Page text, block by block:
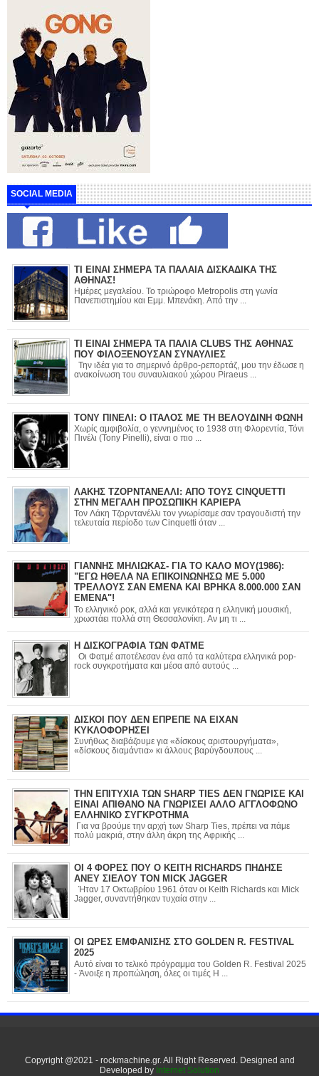
SOCIAL MEDIA
ΤΙ ΕΙΝΑΙ ΣΗΜΕΡΑ ΤΑ ΠΑΛΑΙΑ ΔΙΣΚΑΔΙΚΑ ΤΗΣ
ΑΘΗΝΑΣ!
Ημέρες μεγαλείου. Το τριώροφο Metropolis στη γωνία
Πανεπιστημίου και Εμμ. Μπενάκη. Από την ...
ΤΙ ΕΙΝΑΙ ΣΗΜΕΡΑ ΤΑ ΠΑΛΙΑ CLUBS ΤΗΣ ΑΘΗΝΑΣ
ΠΟΥ ΦΙΛΟΞΕΝΟΥΣΑΝ ΣΥΝΑΥΛΙΕΣ
Την ιδέα για το σημερινό άρθρο-ρεπορτάζ, μου την έδωσε η
ανακοίνωση του συναυλιακού χώρου Piraeus ...
ΤΟΝΥ ΠΙΝΕΛΙ: Ο ΙΤΑΛΟΣ ΜΕ ΤΗ ΒΕΛΟΥΔΙΝΗ ΦΩΝΗ
Χωρίς αμφιβολία, ο γεννημένος το 1938 στη Φλορεντία, Τόνι
Πινέλι (Tony Pinelli), είναι ο πιο ...
ΛΑΚΗΣ ΤΖΟΡΝΤΑΝΕΛΛΙ: ΑΠΟ ΤΟΥΣ CINQUETTI
ΣΤΗΝ ΜΕΓΑΛΗ ΠΡΟΣΩΠΙΚΗ ΚΑΡΙΕΡΑ
Τον Λάκη Τζορντανέλλι τον γνωρίσαμε σαν τραγουδιστή την
τελευταία περίοδο των Cinquetti όταν ...
ΓΙΑΝΝΗΣ ΜΗΛΙΩΚΑΣ- ΓΙΑ ΤΟ ΚΑΛΟ ΜΟΥ(1986):
"ΕΓΩ ΗΘΕΛΑ ΝΑ ΕΠΙΚΟΙΝΩΝΗΣΩ ΜΕ 5.000
ΤΡΕΛΛΟΥΣ ΣΑΝ ΕΜΕΝΑ ΚΑΙ ΒΡΗΚΑ 8.000.000 ΣΑΝ
ΕΜΕΝΑ"!
Το ελληνικό ροκ, αλλά και γενικότερα η ελληνική μουσική,
χρωστάει πολλά στη Θεσσαλονίκη. Αν μη τι ...
Η ΔΙΣΚΟΓΡΑΦΙΑ ΤΩΝ ΦΑΤΜΕ
Οι Φατμέ αποτέλεσαν ένα από τα καλύτερα ελληνικά pop-
rock συγκροτήματα και μέσα από αυτούς ...
ΔΙΣΚΟΙ ΠΟΥ ΔΕΝ ΕΠΡΕΠΕ ΝΑ ΕΙΧΑΝ
ΚΥΚΛΟΦΟΡΗΣΕΙ
Συνήθως διαβάζουμε για «δίσκους αριστουργήματα»,
«δίσκους διαμάντια» κι άλλους βαρύγδουπους ...
ΤΗΝ ΕΠΙΤΥΧΙΑ ΤΩΝ SHARP TIES ΔΕΝ ΓΝΩΡΙΣΕ ΚΑΙ
ΕΙΝΑΙ ΑΠΙΘΑΝΟ ΝΑ ΓΝΩΡΙΣΕΙ ΑΛΛΟ ΑΓΓΛΟΦΩΝΟ
ΕΛΛΗΝΙΚΟ ΣΥΓΚΡΟΤΗΜΑ
Για να βρούμε την αρχή των Sharp Ties, πρέπει να πάμε
πολύ μακριά, στην άλλη άκρη της Αφρικής ...
ΟΙ 4 ΦΟΡΕΣ ΠΟΥ Ο KEITH RICHARDS ΠΗΔΗΣΕ
ΑΝΕΥ ΣΙΕΛΟΥ ΤΟΝ MICK JAGGER
Ήταν 17 Οκτωβρίου 1961 όταν οι Keith Richards και Mick
Jagger, συναντήθηκαν τυχαία στην ...
ΟΙ ΩΡΕΣ ΕΜΦΑΝΙΣΗΣ ΣΤΟ GOLDEN R. FESTIVAL
2025
Αυτό είναι το τελικό πρόγραμμα του Golden R. Festival 2025
- Άνοιξε η προπώληση, όλες οι τιμές Η ...
Copyright @2021 - rockmachine.gr. All Right Reserved. Designed and
Developed by Internet Solution